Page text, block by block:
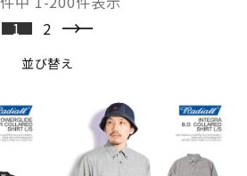
並び替え
1
2